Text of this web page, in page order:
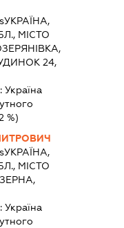
УКРАЇНА,
МІСТО
24,
Україна
%)
УКРАЇНА,
МІСТО
Україна